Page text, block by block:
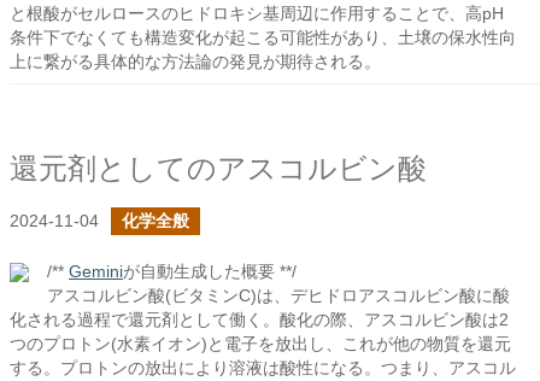
と根酸がセルロースのヒドロキシ基周辺に作用することで、高pH
条件下でなくても構造変化が起こる可能性があり、土壌の保水性向
上に繋がる具体的な方法論の発見が期待される。
還元剤としてのアスコルビン酸
2024-11-04 化学全般
/** Geminiが自動生成した概要 **/
アスコルビン酸(ビタミンC)は、デヒドロアスコルビン酸に酸
化される過程で還元剤として働く。酸化の際、アスコルビン酸は2
つのプロトン(水素イオン)と電子を放出し、これが他の物質を還元
する。プロトンの放出により溶液は酸性になる。つまり、アスコル